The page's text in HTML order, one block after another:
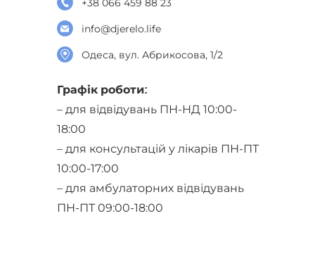
+38 066 459 88 23
info@djerelo.life
Одеса, вул. Абрикосова, 1/2
Графік роботи:
– для відвідувань ПН-НД 10:00-
18:00
– для консультацій у лікарів ПН-ПТ
10:00-17:00
– для амбулаторних відвідувань
ПН-ПТ 09:00-18:00